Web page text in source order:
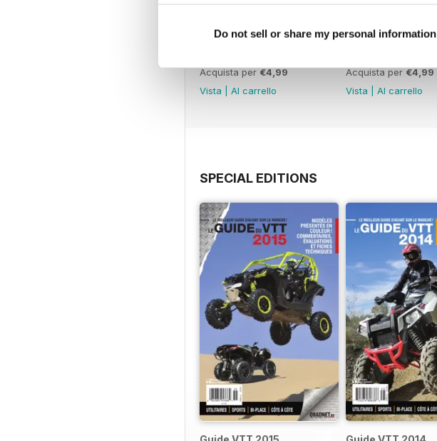
Do not sell or share my personal information
Acquista per €4,99
Vista
Al carrello
Acquista per €4,99
Vista
Al carrello
SPECIAL EDITIONS